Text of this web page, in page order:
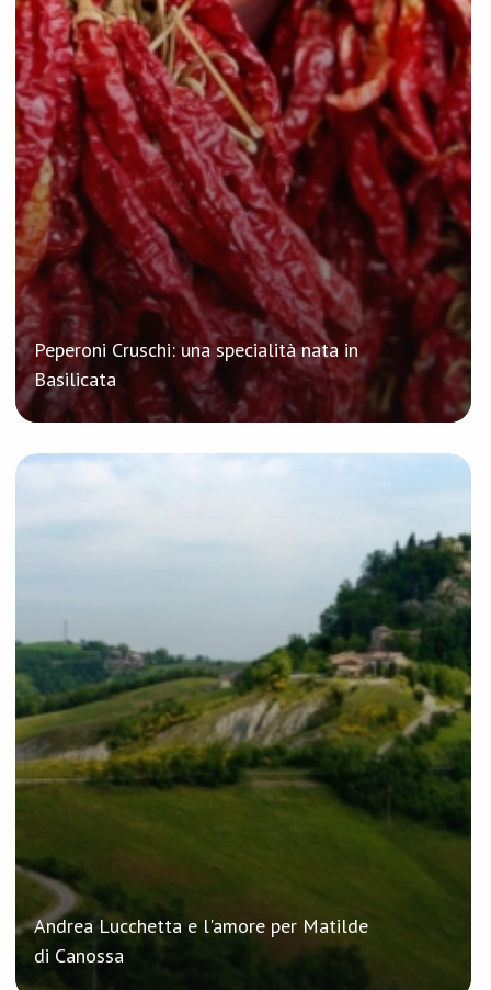
Peperoni Cruschi: una specialità nata in
Basilicata
Andrea Lucchetta e l'amore per Matilde
di Canossa